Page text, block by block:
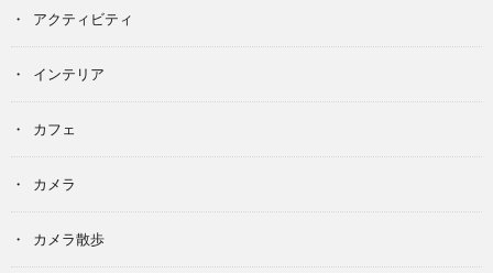
アクティビティ
インテリア
カフェ
カメラ
カメラ散歩